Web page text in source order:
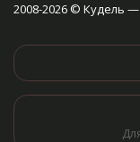
2008-2026 © Кудель